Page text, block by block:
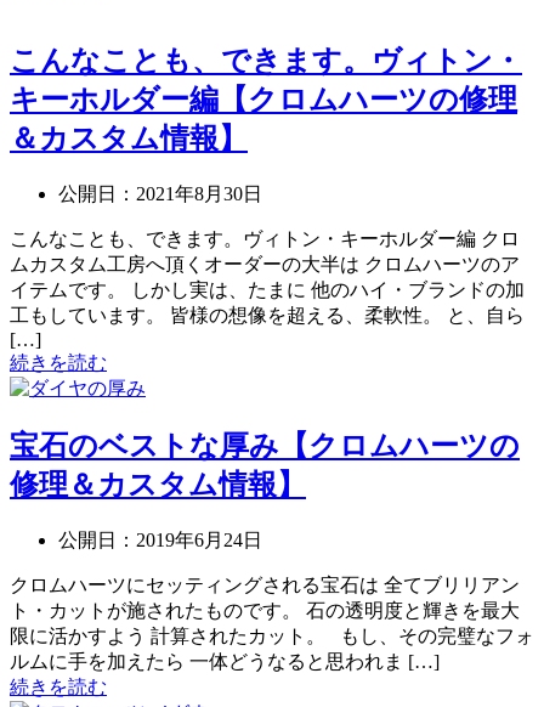
こんなことも、できます。ヴィトン・
キーホルダー編【クロムハーツの修理
＆カスタム情報】
公開日： 2021年8月30日
こんなことも、できます。ヴィトン・キーホルダー編 クロ
ムカスタム工房へ頂くオーダーの大半は クロムハーツのア
イテムです。 しかし実は、たまに 他のハイ・ブランドの加
工もしています。 皆様の想像を超える、柔軟性。 と、自ら
[…]
続きを読む
宝石のベストな厚み【クロムハーツの
修理＆カスタム情報】
公開日： 2019年6月24日
クロムハーツにセッティングされる宝石は 全てブリリアン
ト・カットが施されたものです。 石の透明度と輝きを最大
限に活かすよう 計算されたカット。 もし、その完璧なフォ
ルムに手を加えたら 一体どうなると思われま […]
続きを読む